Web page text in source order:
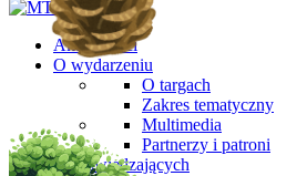
Aktualności
O wydarzeniu
O targach
Zakres tematyczny
Multimedia
Partnerzy i patroni
Dla Zwiedzających